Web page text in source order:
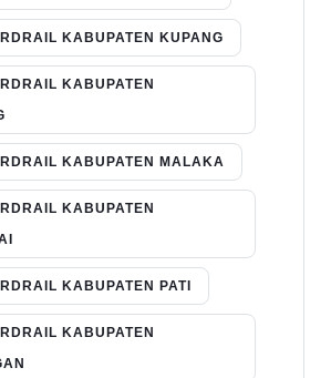
KABUPATEN KUPANG
KABUPATEN
KABUPATEN MALAKA
KABUPATEN
KABUPATEN PATI
KABUPATEN